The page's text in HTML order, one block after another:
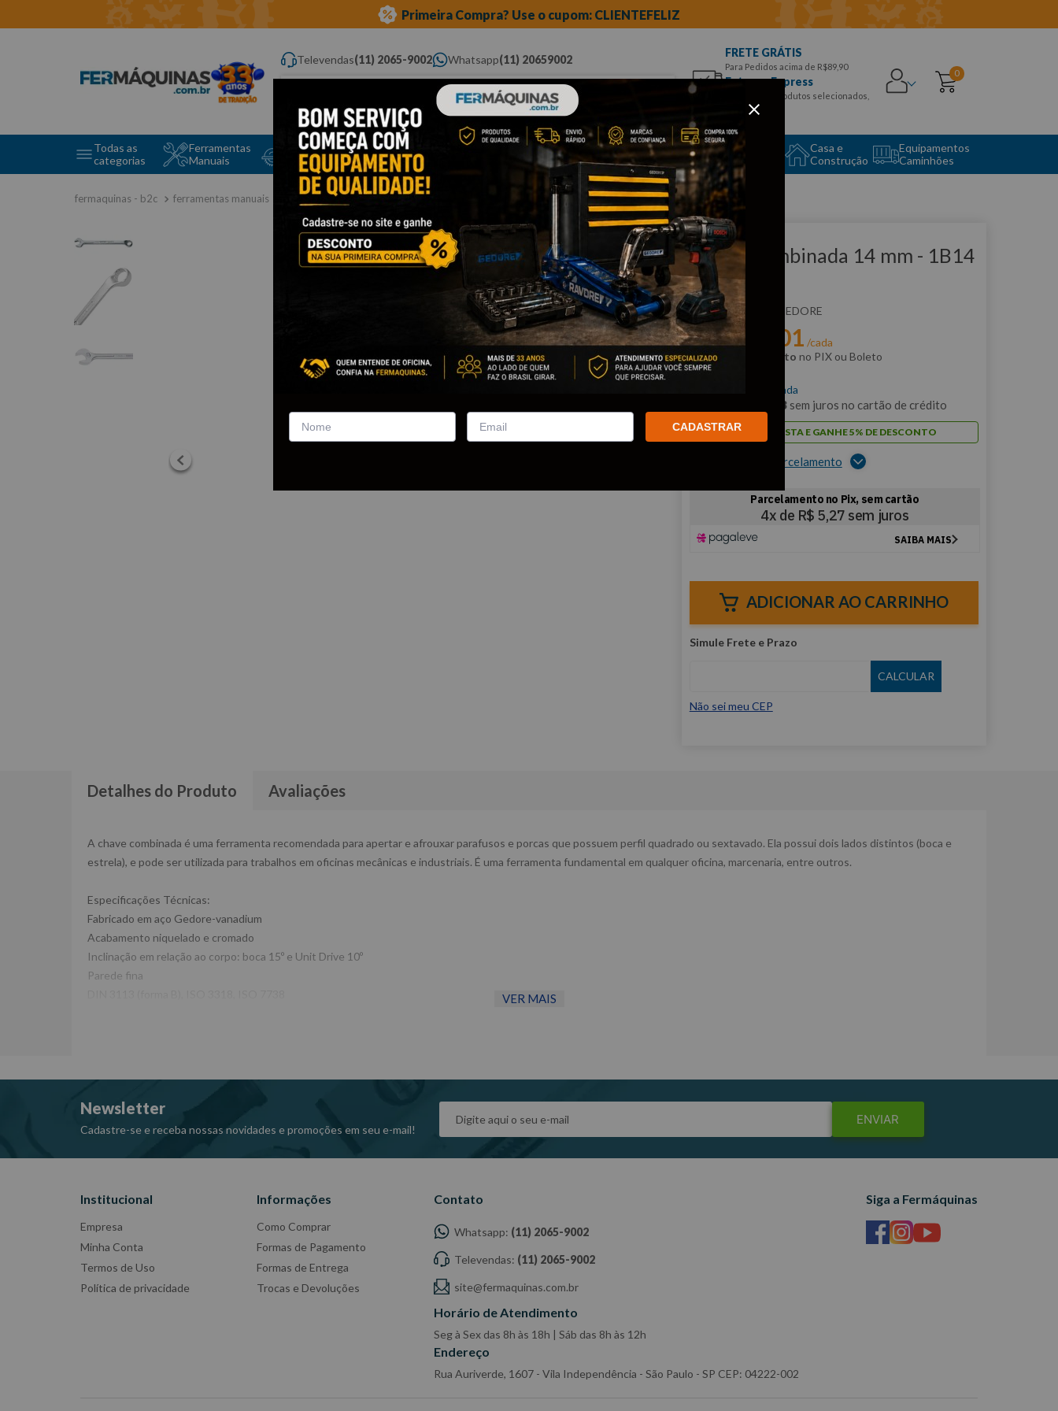
Primeira Compra? Use o cupom: CLIENTEFELIZ
Televendas(11) 2065-9002 Whatsapp(11) 20659002
Digite aqui o que você procura...
FRETE GRÁTIS
Para Pedidos acima de R$89,90
Entrega Express
para CEPS e produtos selecionados,
Aproveite!
0
Todas as
categorias
Ferramentas
Manuais
Ferramentas Elétricas
e Máquinas
Ferramentas
Ferramentas
Automotivas Especiais
Equipamento
Auto Center
Casa e
Construção
Equipamentos
Caminhões
ferramentas manuais chave combinada
Clique e veja!
Chave Combinada 14 mm - 1B14
GEDORE
:1B14 GEDORE
Por:R$ 01 /cada
com5% de desconto no PIX ou Boleto
/cada
53sem juros no cartão de crédito
PAGUE À VISTA E GANHE 5% DE DESCONTO
Ver opções de parcelamento
ADICIONAR AO CARRINHO
Não sei meu CEP
Detalhes do Produto Avaliações
A chave combinada é uma ferramenta recomendada para apertar e afrouxar parafusos e porcas que possuem perfil quadrado ou sextavado. Ela possui dois lados distintos (boca e
estrela), e pode ser utilizada para trabalhos em oficinas mecânicas e industriais. É uma ferramenta fundamental em qualquer oficina, marcenaria, entre outros.
Especificações Técnicas:
Fabricado em aço Gedore-vanadium
Acabamento niquelado e cromado
Inclinação em relação ao corpo: boca 15º e Unit Drive 10º
Parede fina
-Imagens meramente ilustrativas
-Todas as informações divulgadas são de responsabilidade do Fabricante/Fornecedor.
VER MAIS
Newsletter
Cadastre-se e receba nossas novidades e promoções em seu e-mail!
ENVIAR
Institucional
Empresa
Minha Conta
Termos de Uso
Política de privacidade
Informações
Como Comprar
Formas de Pagamento
Formas de Entrega
Trocas e Devoluções
Contato
Whatsapp: (11) 2065-9002
Televendas: (11) 2065-9002
site@fermaquinas.com.br
Horário de Atendimento
Seg à Sex das 8h às 18h | Sáb das 8h às 12h
Endereço
Rua Auriverde, 1607 - Vila Independência - São Paulo - SP CEP: 04222-002
Siga a Fermáquinas
CADASTRAR